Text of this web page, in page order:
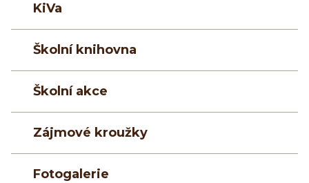
KiVa
Školní knihovna
Školní akce
Zájmové kroužky
Fotogalerie